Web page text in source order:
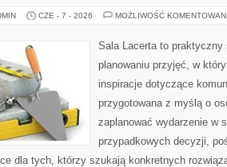
CZE - 7 - 2026 MOŻLIWOŚĆ
Sala Lacerta to praktyczny
planowaniu przyjęć, w
inspiracje dotyczące
przygotowana z myślą o
zaplanować wydarzenie w
przypadkowych decyzji,
dla tych, którzy szukają konkretnych